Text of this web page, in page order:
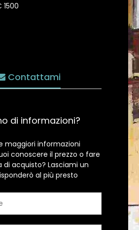
Contattami
di informazioni?
maggiori informazioni
conoscere il prezzo o fare
di acquisto? Lasciami un
al più presto